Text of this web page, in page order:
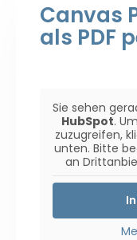
Canvas
als PDF
Sie sehen
HubSpot.
zuzugreifen,
unten. Bitte
an